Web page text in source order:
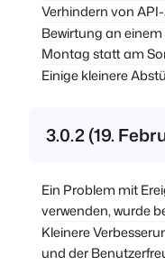
Verhindern von
Bewirtung an
Montag statt am
Einige kleinere
3.0.2 (19.
Ein Problem mit
verwenden, wurde
Kleinere
und der